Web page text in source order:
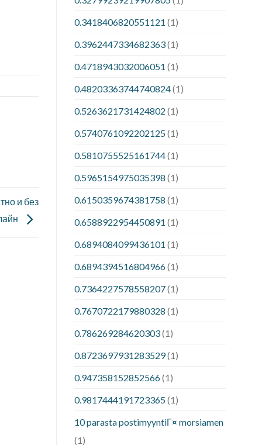
и без
0.3418406820551121 (1)
0.3962447334682363(1)
0.4718943032006051 (1)
0.48203363744740824(1)
0.5263621731424802 (1)
0.5740761092202125(1)
0.5810755525161744(1)
0.5965154975035398 (1)
0.6150359674381758 (1)
0.6588922954450891 (1)
0.6894084099436101 (1)
0.6894394516804966(1)
0.7364227578558207(1)
0.7670722179880328 (1)
0.786269284620303(1)
0.8723697931283529(1)
0.947358152852566(1)
0.9817444191723365(1)
10 parasta postimyyntiГ¤ morsiamen
(1)